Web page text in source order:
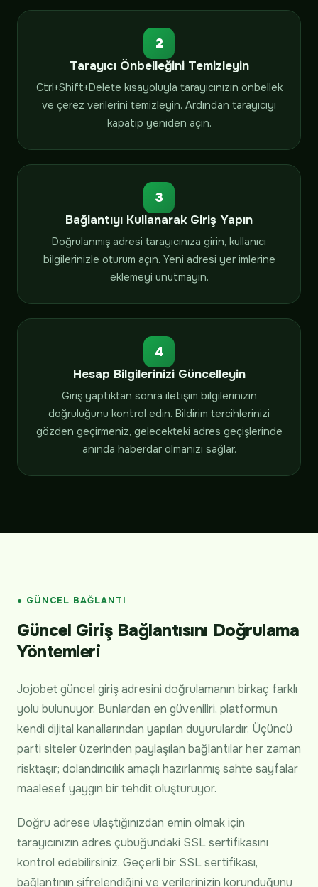
2
Tarayıcı Önbelleğini Temizleyin
Ctrl+Shift+Delete kısayoluyla tarayıcınızın önbellek
ve çerez verilerini temizleyin. Ardından tarayıcıyı
kapatıp yeniden açın.
3
Bağlantıyı Kullanarak Giriş Yapın
Doğrulanmış adresi tarayıcınıza girin, kullanıcı
bilgilerinizle oturum açın. Yeni adresi yer imlerine
eklemeyi unutmayın.
4
Hesap Bilgilerinizi Güncelleyin
Giriş yaptıktan sonra iletişim bilgilerinizin
doğruluğunu kontrol edin. Bildirim tercihlerinizi
gözden geçirmeniz, gelecekteki adres geçişlerinde
anında haberdar olmanızı sağlar.
● GÜNCEL BAĞLANTI
Güncel Giriş Bağlantısını Doğrulama
Yöntemleri
Jojobet güncel giriş adresini doğrulamanın birkaç farklı
yolu bulunuyor. Bunlardan en güveniliri, platformun
kendi dijital kanallarından yapılan duyurulardır. Üçüncü
parti siteler üzerinden paylaşılan bağlantılar her zaman
risktaşır; dolandırıcılık amaçlı hazırlanmış sahte sayfalar
maalesef yaygın bir tehdit oluşturuyor.
Doğru adrese ulaştığınızdan emin olmak için
tarayıcınızın adres çubuğundaki SSL sertifikasını
kontrol edebilirsiniz. Geçerli bir SSL sertifikası,
bağlantının şifrelendiğini ve verilerinizin korunduğunu